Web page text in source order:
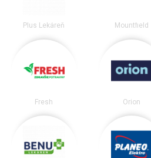
Plus Lekáreň Mountfield
Fresh Orion